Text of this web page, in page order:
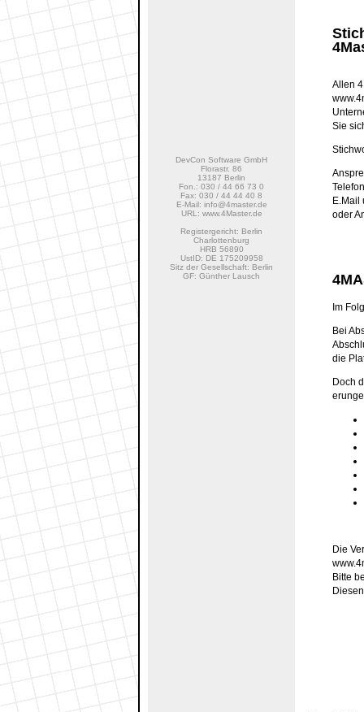
DevCon Software GmbH
Florastr. 86
13187 Berlin
Fon.: 030 / 44 66 73 0
Fax: 030 / 44 44 40 8
E-Mail: info@4master.de
URL: www.4Master.de
Registergericht: Berlin
Charlottenburg
HRB 56890
UstID: DE 175209958
Sitz der Gesellschaft: Berlin
GF: Günther Lausch
Allen
Sie
E.Mail
oder
Im
Bei
die
Doch
Die
Bitte